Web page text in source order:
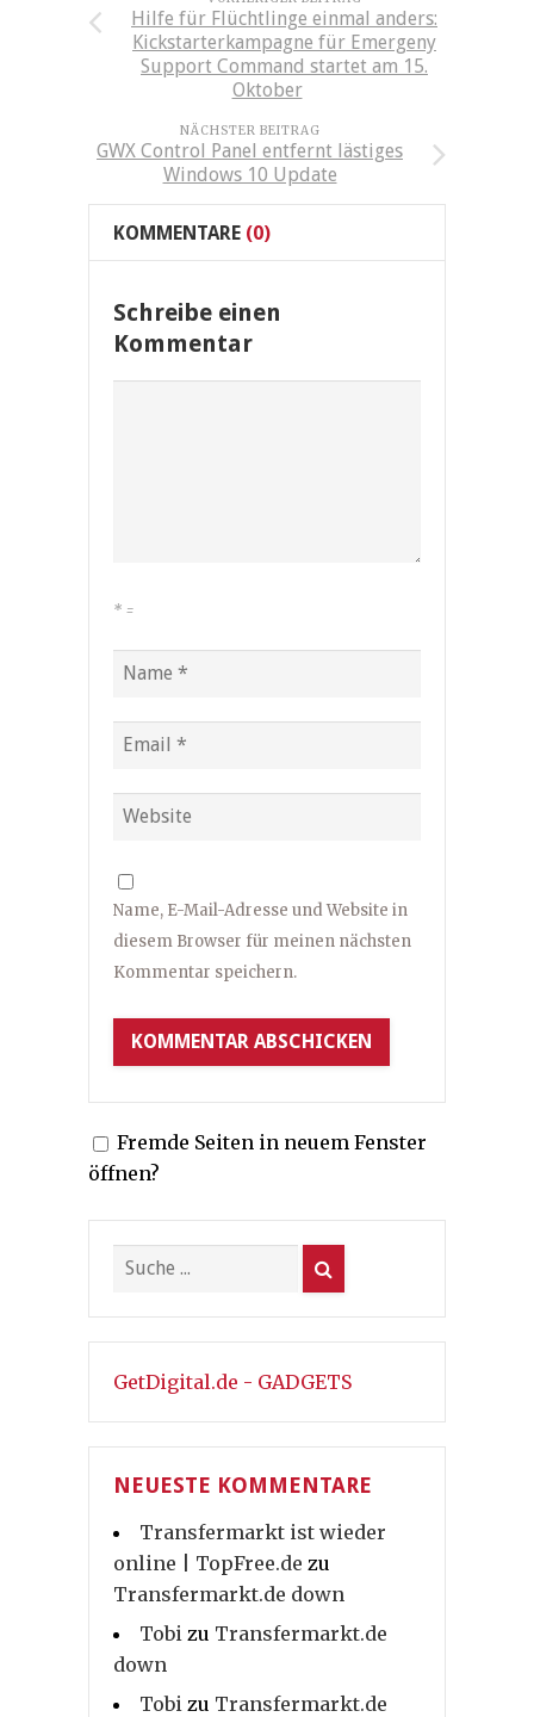
Hilfe für Flüchtlinge einmal anders:
Kickstarterkampagne für Emergeny
Support Command startet am 15.
Oktober
NÄCHSTER BEITRAG
GWX Control Panel entfernt lästiges
Windows 10 Update
KOMMENTARE (0)
Schreibe einen
Kommentar
* =
Name, E-Mail-Adresse und Website in
diesem Browser für meinen nächsten
Kommentar speichern.
Fremde Seiten in neuem Fenster
öffnen?
GetDigital.de - GADGETS
NEUESTE KOMMENTARE
Transfermarkt ist wieder
online | TopFree.de zu
Transfermarkt.de down
Tobi zu Transfermarkt.de
down
Tobi zu Transfermarkt.de